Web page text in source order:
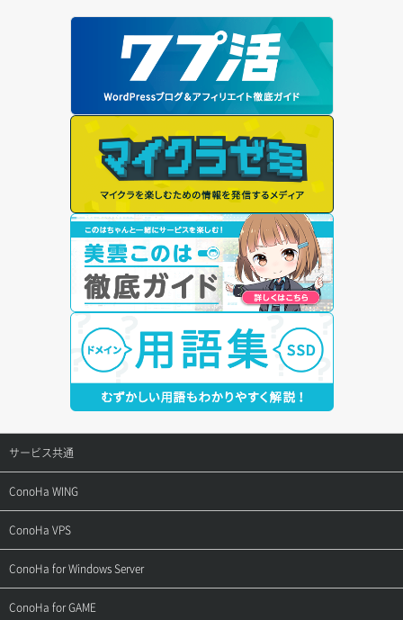
サービス共通
サポートトップ
ご契約・お支払い
用語集
ConoHa WING
サポートトップ
ご利用ガイド
ConoHa VPS
サポートトップ
ご利用ガイド
ConoHa for Windows Server
サポートトップ
ConoHa for GAME